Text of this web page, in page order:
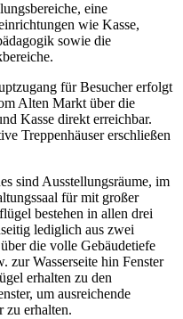
eine
wie Kasse,
sowie die
für Besucher erfolgt
Alten Markt über die
Kasse direkt erreichbar.
Treppenhäuser erschließen
sind Ausstellungsräume, im
für mit großer
bestehen in allen drei
lediglich aus zwei
die volle Gebäudetiefe
zur Wasserseite hin Fenster
erhalten zu den
um ausreichende
zu erhalten.